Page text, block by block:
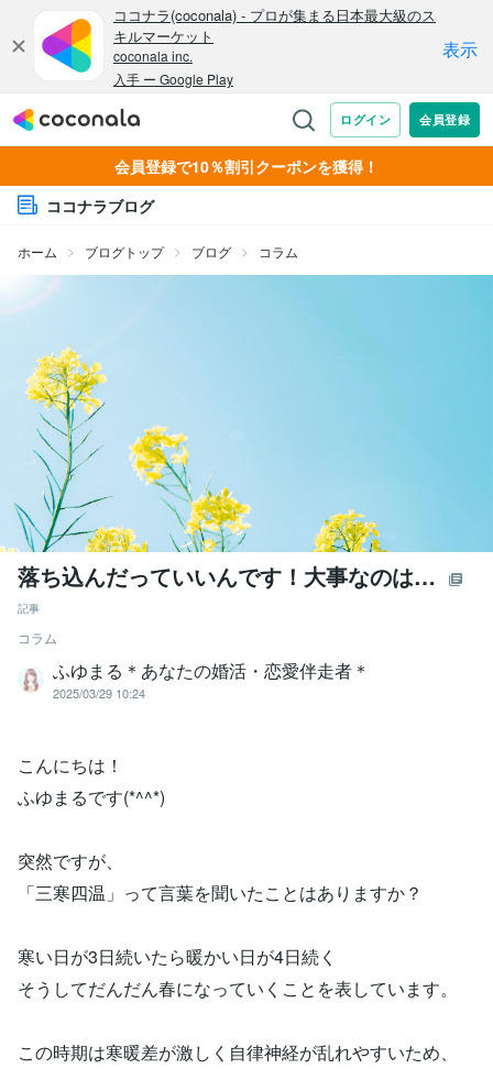
会員登録で10％割引クーポンを獲得！
ココナラブログ
ホーム ブログトップ ブログ コラム
落ち込んだっていいんです！大事なのは…
記事
コラム
ふゆまる＊あなたの婚活・恋愛伴走者＊
2025/03/29 10:24
こんにちは！
ふゆまるです(*^^*)
突然ですが、
「三寒四温」って言葉を聞いたことはありますか？
寒い日が3日続いたら暖かい日が4日続く
そうしてだんだん春になっていくことを表しています。
この時期は寒暖差が激しく自律神経が乱れやすいため、